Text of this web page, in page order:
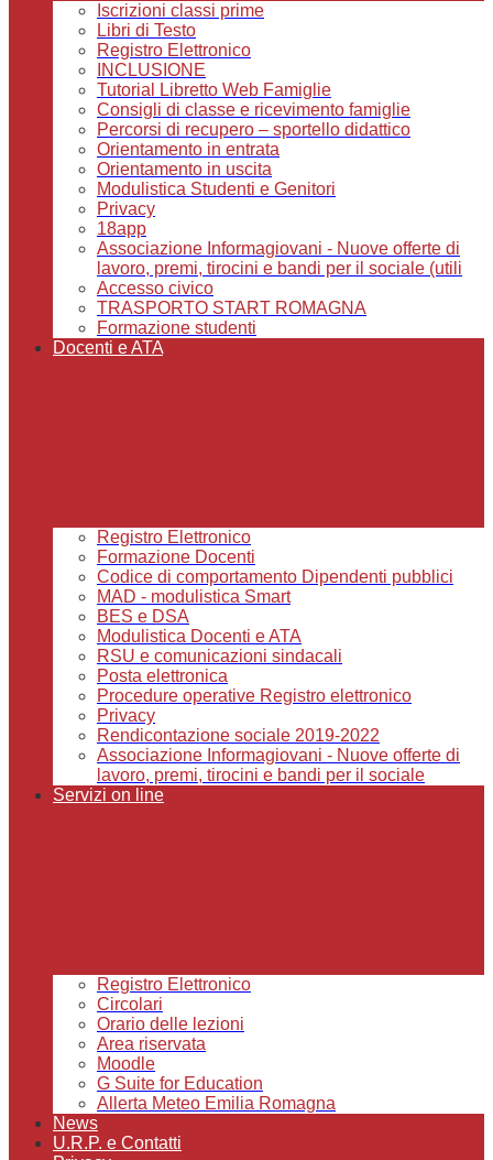
Iscrizioni classi prime
Libri di Testo
Registro Elettronico
INCLUSIONE
Tutorial Libretto Web Famiglie
Consigli di classe e ricevimento famiglie
Percorsi di recupero – sportello didattico
Orientamento in entrata
Orientamento in uscita
Modulistica Studenti e Genitori
Privacy
18app
Associazione Informagiovani - Nuove offerte di
lavoro, premi, tirocini e bandi per il sociale (utili
Accesso civico
TRASPORTO START ROMAGNA
Formazione studenti
Docenti e ATA
Registro Elettronico
Formazione Docenti
Codice di comportamento Dipendenti pubblici
MAD - modulistica Smart
BES e DSA
Modulistica Docenti e ATA
RSU e comunicazioni sindacali
Posta elettronica
Procedure operative Registro elettronico
Privacy
Rendicontazione sociale 2019-2022
Associazione Informagiovani - Nuove offerte di
lavoro, premi, tirocini e bandi per il sociale
Servizi on line
Registro Elettronico
Circolari
Orario delle lezioni
Area riservata
Moodle
G Suite for Education
Allerta Meteo Emilia Romagna
News
U.R.P. e Contatti